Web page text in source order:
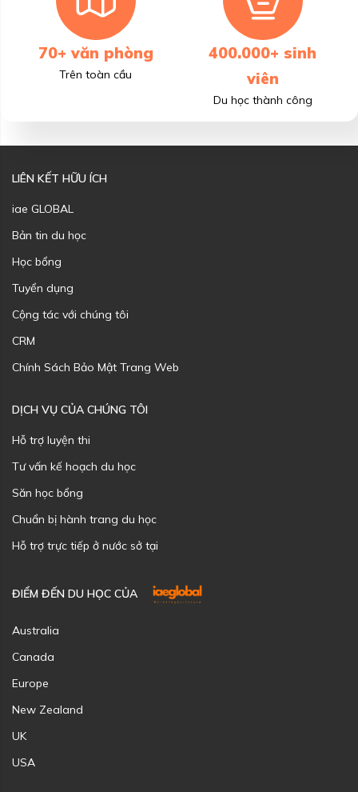
70+ văn phòng
Trên toàn cầu
400.000+ sinh
viên
Du học thành công
LIÊN KẾT HỮU ÍCH
iae GLOBAL
Bản tin du học
Học bổng
Tuyển dụng
Cộng tác với chúng tôi
CRM
Chính Sách Bảo Mật Trang Web
DỊCH VỤ CỦA CHÚNG TÔI
Hỗ trợ luyện thi
Tư vấn kế hoạch du học
Săn học bổng
Chuẩn bị hành trang du học
Hỗ trợ trực tiếp ở nước sở tại
ĐIỂM ĐẾN DU HỌC CỦA
Australia
Canada
Europe
New Zealand
UK
USA